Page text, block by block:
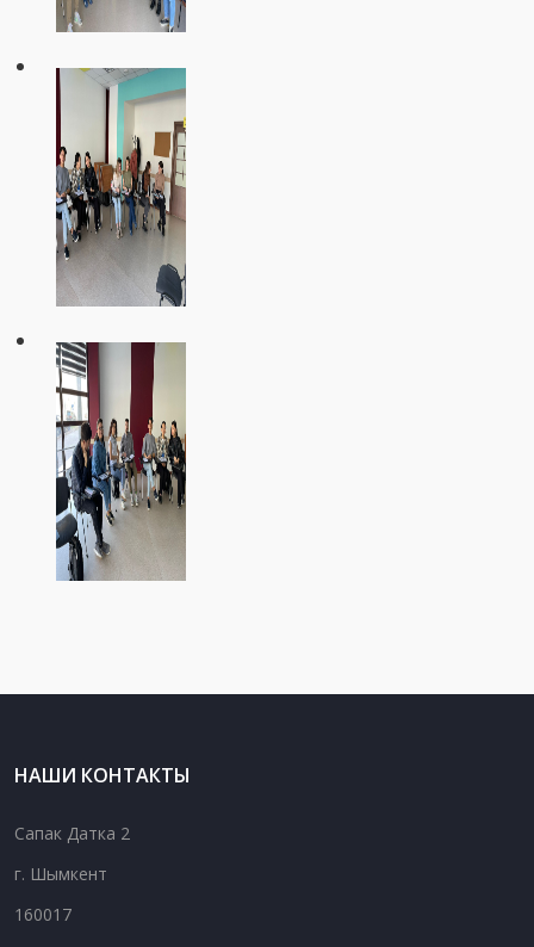
НАШИ КОНТАКТЫ
Сапак Датка 2
г. Шымкент
160017